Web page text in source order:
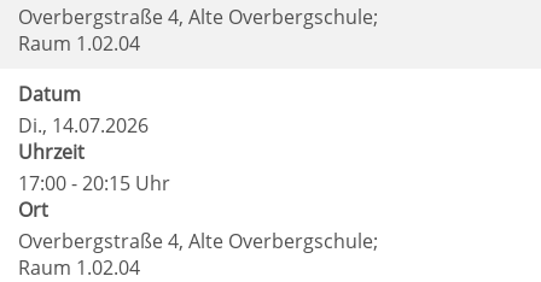
Overbergstraße 4, Alte Overbergschule;
Raum 1.02.04
Datum
Di., 14.07.2026
Uhrzeit
17:00 - 20:15 Uhr
Ort
Overbergstraße 4, Alte Overbergschule;
Raum 1.02.04